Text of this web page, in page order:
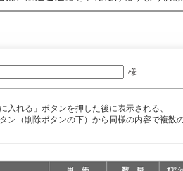
様
れる」ボタンを押した後に表示される、
（削除ボタンの下）から同様の内容で複数